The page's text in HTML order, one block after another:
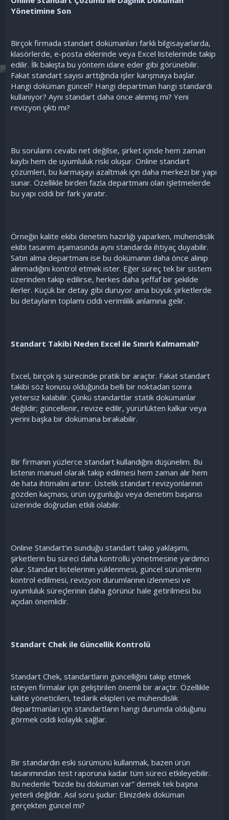
Yönetimine Son
Birçok firmada standart dokümanları farklı bilgisayarlarda,
klasörlerde, e-posta eklerinde veya Excel listelerinde takip
edilir. İlk bakışta bu yöntem idare eder gibi görünebilir.
Fakat standart sayısı arttığında işler karışmaya başlar.
Hangi doküman güncel? Hangi departman hangi standardı
kullanıyor? Aynı standart daha önce alınmış mı? Yeni
revizyon çıktı mı?
Bu soruların cevabı net değilse, şirket içinde hem zaman
kaybı hem de uyumluluk riski oluşur. Online standart
çözümleri, bu karmaşayı azaltmak için daha merkezi bir yapı
sunar. Özellikle birden fazla departmanı olan işletmelerde
bu yapı ciddi bir fark yaratır.
Örneğin kalite ekibi denetim hazırlığı yaparken, mühendislik
ekibi tasarım aşamasında aynı standarda ihtiyaç duyabilir.
Satın alma departmanı ise bu dokümanın daha önce alınıp
alınmadığını kontrol etmek ister. Eğer süreç tek bir sistem
üzerinden takip edilirse, herkes daha şeffaf bir şekilde
ilerler. Küçük bir detay gibi duruyor ama büyük şirketlerde
bu detayların toplamı ciddi verimlilik anlamına gelir.
Standart Takibi Neden Excel ile Sınırlı Kalmamalı?
Excel, birçok iş sürecinde pratik bir araçtır. Fakat standart
takibi söz konusu olduğunda belli bir noktadan sonra
yetersiz kalabilir. Çünkü standartlar statik dokümanlar
değildir; güncellenir, revize edilir, yürürlükten kalkar veya
yerini başka bir dokümana bırakabilir.
Bir firmanın yüzlerce standart kullandığını düşünelim. Bu
listenin manuel olarak takip edilmesi hem zaman alır hem
de hata ihtimalini artırır. Üstelik standart revizyonlarının
gözden kaçması, ürün uygunluğu veya denetim başarısı
üzerinde doğrudan etkili olabilir.
Online Standart’ın sunduğu standart takip yaklaşımı,
şirketlerin bu süreci daha kontrollü yönetmesine yardımcı
olur. Standart listelerinin yüklenmesi, güncel sürümlerin
kontrol edilmesi, revizyon durumlarının izlenmesi ve
uyumluluk süreçlerinin daha görünür hale getirilmesi bu
açıdan önemlidir.
Standart Chek ile Güncellik Kontrolü
Standart Chek, standartların güncelliğini takip etmek
isteyen firmalar için geliştirilen önemli bir araçtır. Özellikle
kalite yöneticileri, tedarik ekipleri ve mühendislik
departmanları için standartların hangi durumda olduğunu
görmek ciddi kolaylık sağlar.
Bir standardın eski sürümünü kullanmak, bazen ürün
tasarımından test raporuna kadar tüm süreci etkileyebilir.
Bu nedenle “bizde bu doküman var” demek tek başına
yeterli değildir. Asıl soru şudur: Elinizdeki doküman
gerçekten güncel mi?